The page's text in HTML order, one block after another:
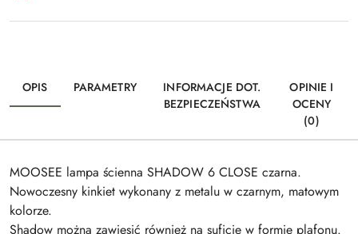
OPIS PARAMETRY
INFORMACJE DOT.
BEZPIECZEŃSTWA
OPINIE I
OCENY
(0)
MOOSEE lampa ścienna SHADOW 6 CLOSE czarna.
Nowoczesny kinkiet wykonany z metalu w czarnym, matowym
kolorze.
Shadow można zawiesić również na suficie w formie plafonu.